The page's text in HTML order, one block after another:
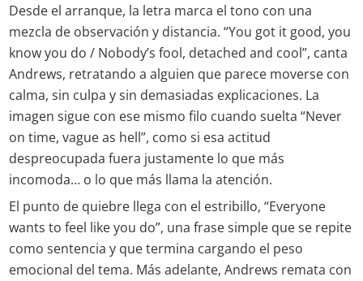
Desde el arranque, la letra marca el tono con una
mezcla de observación y distancia. “You got it good, you
know you do / Nobody’s fool, detached and cool”, canta
Andrews, retratando a alguien que parece moverse con
calma, sin culpa y sin demasiadas explicaciones. La
imagen sigue con ese mismo filo cuando suelta “Never
on time, vague as hell”, como si esa actitud
despreocupada fuera justamente lo que más
incomoda… o lo que más llama la atención.
El punto de quiebre llega con el estribillo, “Everyone
wants to feel like you do”, una frase simple que se repite
como sentencia y que termina cargando el peso
emocional del tema. Más adelante, Andrews remata con